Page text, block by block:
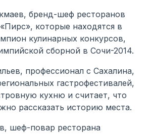
бренд-шеф ресторанов
которые находятся в
кулинарных конкурсов,
сборной в Сочи-2014.
профессионал с Сахалина,
гастрофестивалей,
кухню и считает, что
рассказать историю места.
шеф-повар ресторана